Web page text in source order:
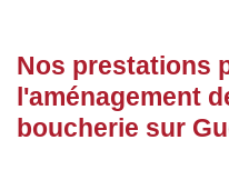
Nos prestations
l'aménagement
boucherie sur